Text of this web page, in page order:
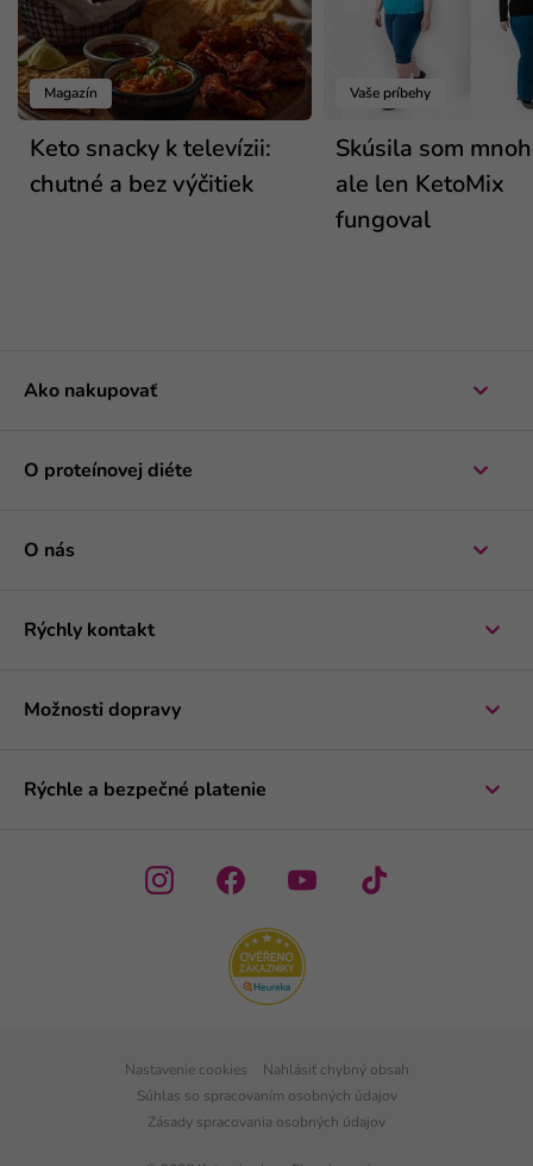
Magazín
Keto snacky k televízii:
chutné a bez výčitiek
Vaše príbehy
Skúsila som
ale len KetoMix
fungoval
Ako nakupovať
O proteínovej diéte
O nás
Rýchly kontakt
Možnosti dopravy
Rýchle a bezpečné platenie
Nastavenie cookies
Nahlásiť chybný obsah
Súhlas so spracovaním osobných údajov
Zásady spracovania osobných údajov